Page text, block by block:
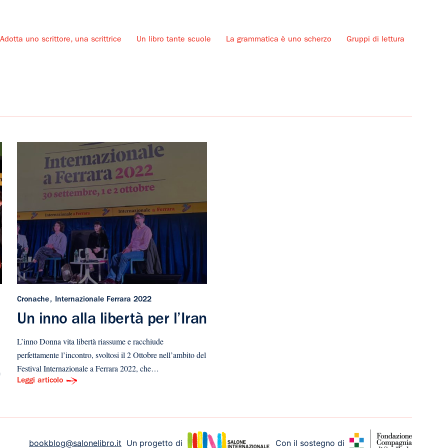
Adotta uno scrittore, una scrittrice Un libro tante scuole La grammatica è uno scherzo Gruppi di lettura
Cronache Internazionale Ferrara 2022
Un inno alla libertà per l’Iran
L’inno Donna vita libertà riassume e racchiude
perfettamente l’incontro, svoltosi il 2 Ottobre nell’ambito del
Festival Internazionale a Ferrara 2022, che…
Leggi articolo
bookblog@salonelibro.it Un progetto di Con il sostegno di